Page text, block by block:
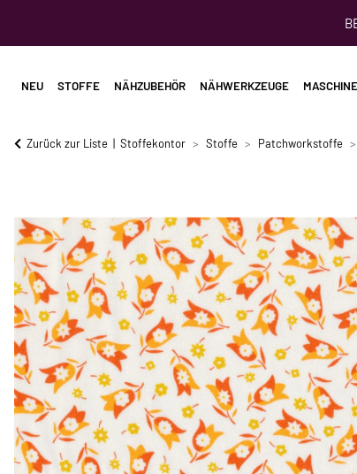
NEU STOFFE NÄHZUBEHÖR NÄHWERKZEUGE
Zurück zur Liste Stoffekontor Stoffe Patchworkstoffe